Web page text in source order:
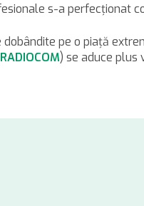
s-a perfecţionat
pe o piaţă
RADIOCOM) se aduce plus